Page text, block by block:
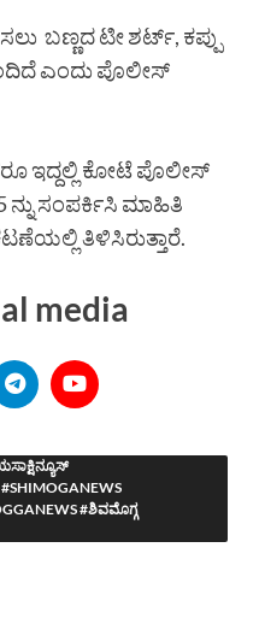
ಬಣ್ಣದ ಟೀ ಶರ್ಟ್, ಕಪ್ಪು
ಎಂದು ಪೊಲೀಸ್
ಇದ್ದಲ್ಲಿ ಕೋಟೆ ಪೊಲೀಸ್
ನ್ನು ಸಂಪರ್ಕಿಸಿ ಮಾಹಿತಿ
ತಿಳಿಸಿರುತ್ತಾರೆ.
media
#ಶಿವಮೊಗ್ಗ